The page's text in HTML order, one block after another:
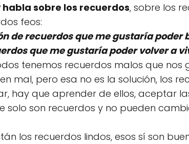
habla sobre los recuerdos, sobre los
feos:
de recuerdos que me gustaría poder
que me gustaría poder volver a
tenemos recuerdos malos que
mal, pero esa no es la solución, los
hay que aprender de ellos, aceptar
solo son recuerdos y no pueden
los recuerdos lindos, esos sí son